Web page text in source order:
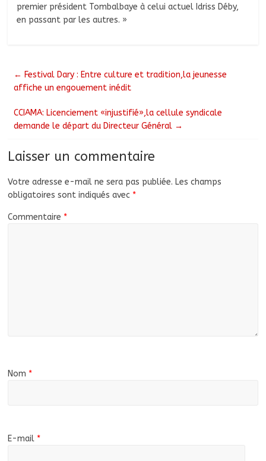
premier président Tombalbaye à celui actuel Idriss Déby,
en passant par les autres. »
← Festival Dary : Entre culture et tradition,la jeunesse
affiche un engouement inédit
CCIAMA: Licenciement «injustifié»,la cellule syndicale
demande le départ du Directeur Général →
Laisser un commentaire
Votre adresse e-mail ne sera pas publiée. Les champs
obligatoires sont indiqués avec *
Commentaire *
Nom *
E-mail *